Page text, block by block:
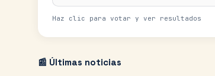
Haz clic para votar y ver resultados
📰 Últimas noticias